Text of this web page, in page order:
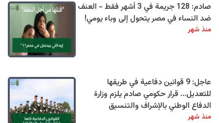
صادم: 128 جريمة في 3 أشهر فقط - العنف
ضد النساء في مصر يتحول إلى وباء يومي!
منذ شهر
عاجل: 9 قوانين دفاعية في طريقها
للتعديل… قرار حكومي صادم يلزم وزارة
الدفاع الوطني بالإشراف والتنسيق
منذ شهر